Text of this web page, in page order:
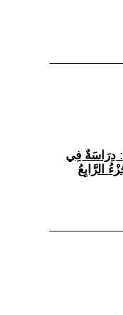
دِرَاسَةٌ فِي
الرَّابِعُ